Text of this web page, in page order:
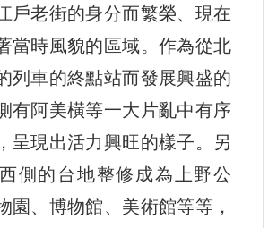
戶老街的身分而繁榮、現在
當時風貌的區域。作為從北
列車的終點站而發展興盛的
有阿美橫等一大片亂中有序
呈現出活力興旺的樣子。另
側的台地整修成為上野公
園、博物館、美術館等等，